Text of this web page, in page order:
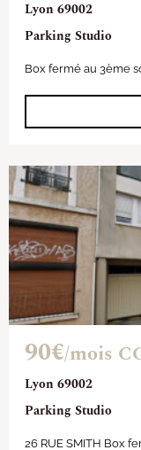
Lyon 69002
Parking Studio
Box fermé au 3ème
Lyon 69002
Parking Studio
90€/mois
26 RUE SMITH Box